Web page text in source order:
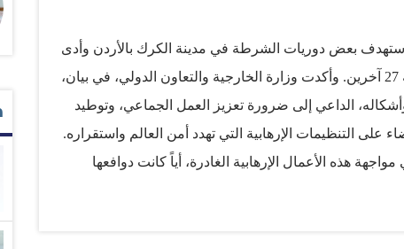
بعض دوريات الشرطة في مدينة الكرك بالأردن وأدى
إلى استشهاد 9 أشخاص ووفاة سائحة كندية وإصابة 27 آخرين. وأكدت وزارة الخارجية والتعاون الدولي، في بيان،
الداعي إلى ضرورة تعزيز العمل الجماعي، وتوطيد
على التنظيمات الإرهابية التي تهدد أمن العالم واستقراره.
هذه الأعمال الإرهابية الغادرة، أياً كانت دوافعها